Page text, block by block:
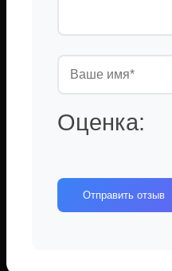
Оценка:
Отправить отзыв